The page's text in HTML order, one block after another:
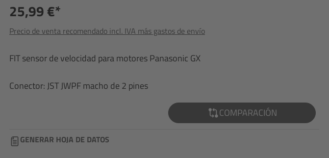
25,99 €*
Precio de venta recomendado incl. IVA más gastos de envío
FIT sensor de velocidad para motores Panasonic GX
Conector: JST JWPF macho de 2 pines
COMPARACIÓN
GENERAR HOJA DE DATOS